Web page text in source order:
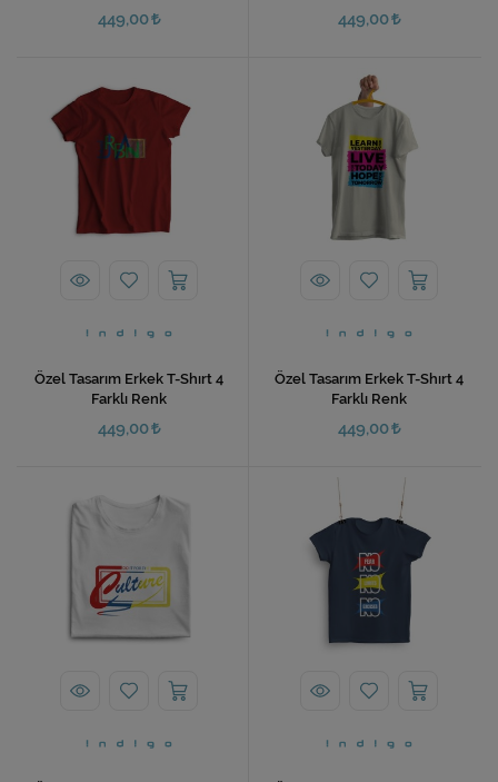
449,00 449,00
Özel Tasarım Erkek T-Shırt 4
Farklı Renk
449,00
Özel Tasarım Erkek T-Shırt 4
Farklı Renk
449,00